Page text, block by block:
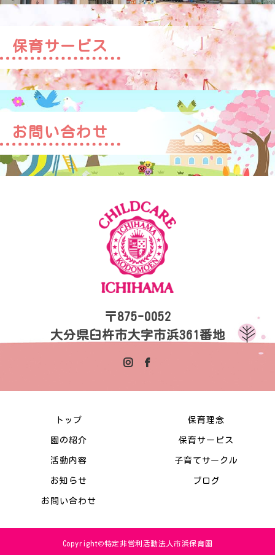
保育サービス
お問い合わせ
〒875-0052
大分県臼杵市大字市浜361番地
トップ 保育理念
園の紹介 保育サービス
活動内容 子育てサークル
お知らせ ブログ
お問い合わせ
Copyright©特定非営利活動法人市浜保育園